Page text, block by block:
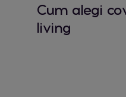
Cum alegi
living